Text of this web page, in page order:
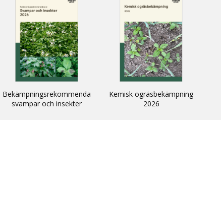
Bekämpningsrekommendationer,
svampar och insekter
Kemisk ogräsbekämpning
2026